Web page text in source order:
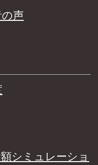
声
シミュレーショ